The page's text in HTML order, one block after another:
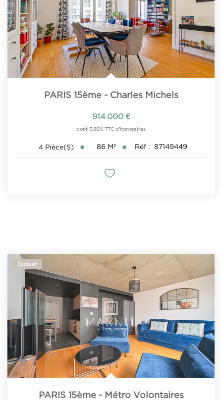
PARIS 15ème - Charles Michels
914 000 €
dont 3,86% TTC d'honoraires
4 Pièce(s) 86 M² Réf : 87149449
Exclusif
PARIS 15ème - Métro Volontaires